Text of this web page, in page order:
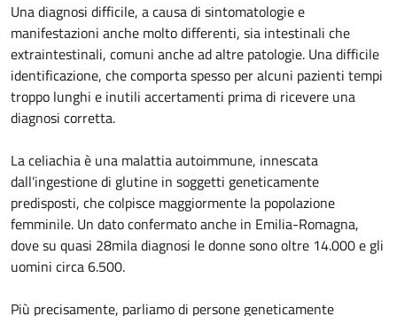
Una diagnosi difficile, a causa di sintomatologie e
manifestazioni anche molto differenti, sia intestinali che
extraintestinali, comuni anche ad altre patologie. Una difficile
identificazione, che comporta spesso per alcuni pazienti tempi
troppo lunghi e inutili accertamenti prima di ricevere una
diagnosi corretta.
La celiachia è una malattia autoimmune, innescata
dall’ingestione di glutine in soggetti geneticamente
predisposti, che colpisce maggiormente la popolazione
femminile. Un dato confermato anche in Emilia-Romagna,
dove su quasi 28mila diagnosi le donne sono oltre 14.000 e gli
uomini circa 6.500.
Più precisamente, parliamo di persone geneticamente